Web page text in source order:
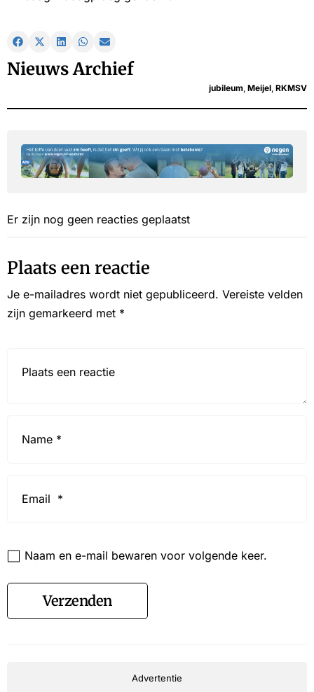
Nieuws Archief
jubileum, Meijel, RKMSV
Er zijn nog geen reacties geplaatst
Plaats een reactie
Je e-mailadres wordt niet gepubliceerd. Vereiste velden
zijn gemarkeerd met *
Naam en e-mail bewaren voor volgende keer.
Verzenden
Advertentie